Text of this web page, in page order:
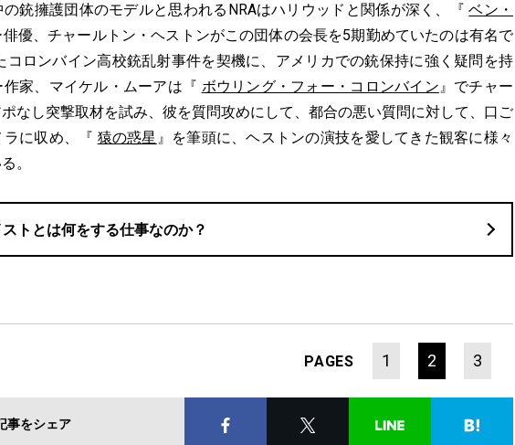
銃擁護団体のモデルと思われるNRAはハリウッドと関係が深く、『ベン・
優、チャールトン・ヘストンがこの団体の会長を5期勤めていたのは有名で
コロンバイン高校銃乱射事件を契機に、アメリカでの銃保持に強く疑問を持
家、マイケル・ムーアは『 ボウリング・フォー・コロンバイン』でチャー
なし突撃取材を試み、彼を質問攻めにして、都合の悪い質問に対して、口ご
に収め、『 猿の惑星 』を筆頭に、ヘストンの演技を愛してきた観客に様々
。
ストとは何をする仕事なのか？
PAGES 1 2 3
事をシェア